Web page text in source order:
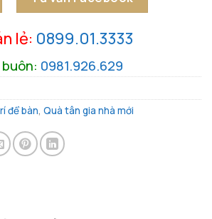
lẻ: 0899.01.3333
0981.926.629
để bàn, Quà tân gia nhà mới